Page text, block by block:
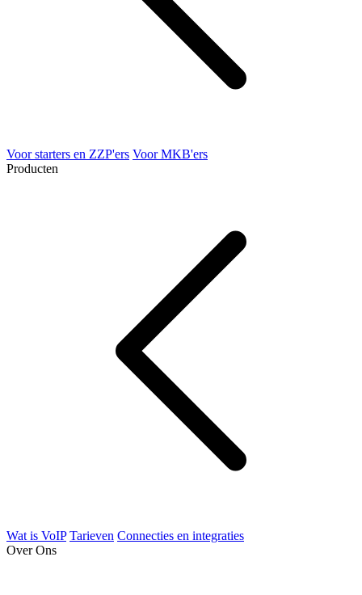
Voor starters en ZZP'ers Voor MKB'ers
Producten
Wat is VoIP Tarieven Connecties en integraties
Over Ons